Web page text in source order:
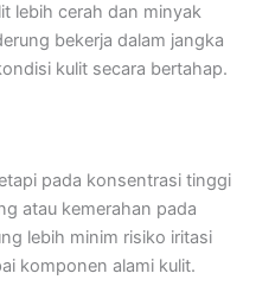
lebih cerah dan minyak
bekerja dalam jangka
kulit secara bertahap.
pada konsentrasi tinggi
atau kemerahan pada
lebih minim risiko iritasi
komponen alami kulit.